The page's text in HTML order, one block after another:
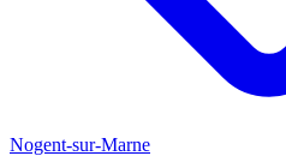
Nogent-sur-Marne